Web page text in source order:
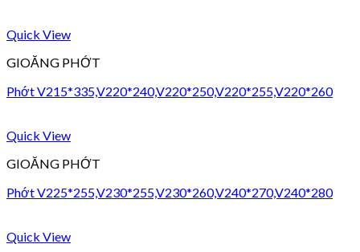
Quick View
GIOĂNG PHỚT
Phớt V215*335,V220*240,V220*250,V220*255,V220*260
Quick View
GIOĂNG PHỚT
Phớt V225*255,V230*255,V230*260,V240*270,V240*280
Quick View